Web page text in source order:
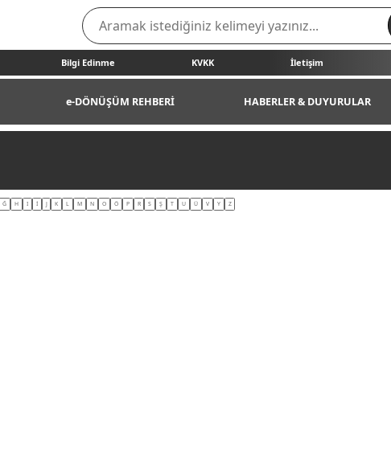
Bilgi Edinme KVKK İletişim
e-DÖNÜŞÜM REHBERİ HABERLER & DUYURULAR
Ğ H I İ J K L M N O Ö P R S Ş T U Ü V Y Z